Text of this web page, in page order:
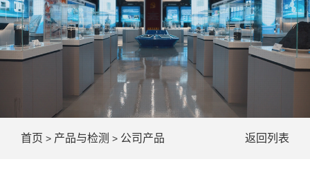
首页 > 产品与检测 > 公司产品 返回列表